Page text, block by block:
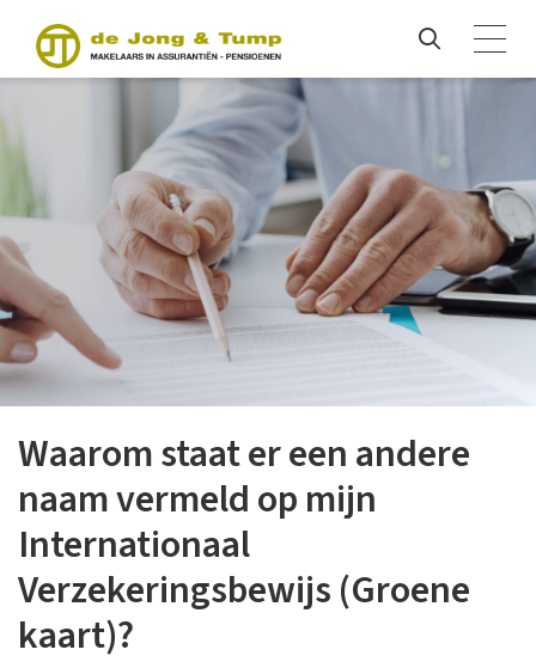
Waarom staat er een andere
naam vermeld op mijn
Internationaal
Verzekeringsbewijs (Groene
kaart)?